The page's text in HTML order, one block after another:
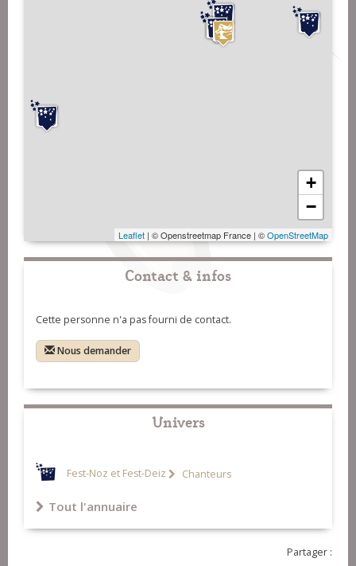
+
−
Leaflet | © Openstreetmap France | ©OpenStreetMap
Contact & infos
Cette personne n'a pas fourni de contact.
Nous demander
Univers
Fest-Noz et Fest-Deiz Chanteurs
Tout l'annuaire
Partager :